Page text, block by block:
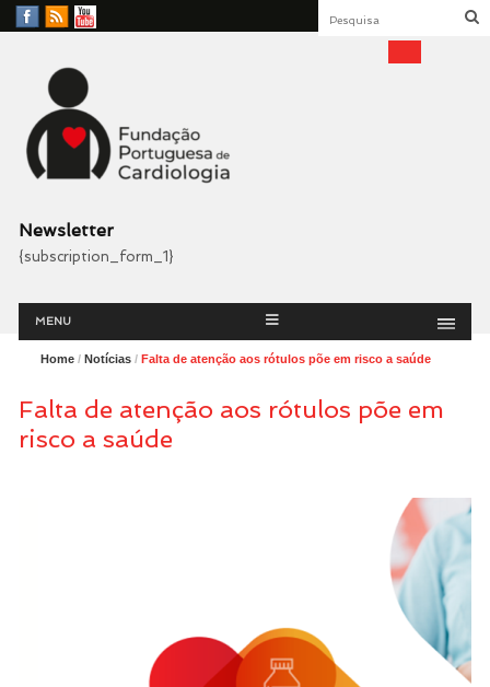
Facebook
RSS
YouTube
Fundação Portuguesa
Cardiologia
Newsletter
{subscription_form_1}
Menu
MENU
Home/ Notícias/ Falta de atenção aos rótulos põe em risco a saúde
Falta de atenção aos rótulos põe em
risco a saúde